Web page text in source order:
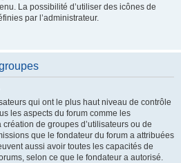
La possibilité d’utiliser des icônes de
par l’administrateur.
qui ont le plus haut niveau de contrôle
les aspects du forum comme les
de groupes d’utilisateurs ou de
que le fondateur du forum a attribuées
aussi avoir toutes les capacités de
selon ce que le fondateur a autorisé.